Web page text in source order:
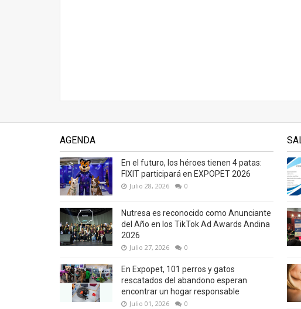
AGENDA
En el futuro, los héroes tienen 4 patas:
FIXIT participará en EXPOPET 2026
Julio 28, 2026 0
Nutresa es reconocido como Anunciante
del Año en los TikTok Ad Awards Andina
2026
Julio 27, 2026 0
En Expopet, 101 perros y gatos
rescatados del abandono esperan
encontrar un hogar responsable
Julio 01, 2026 0